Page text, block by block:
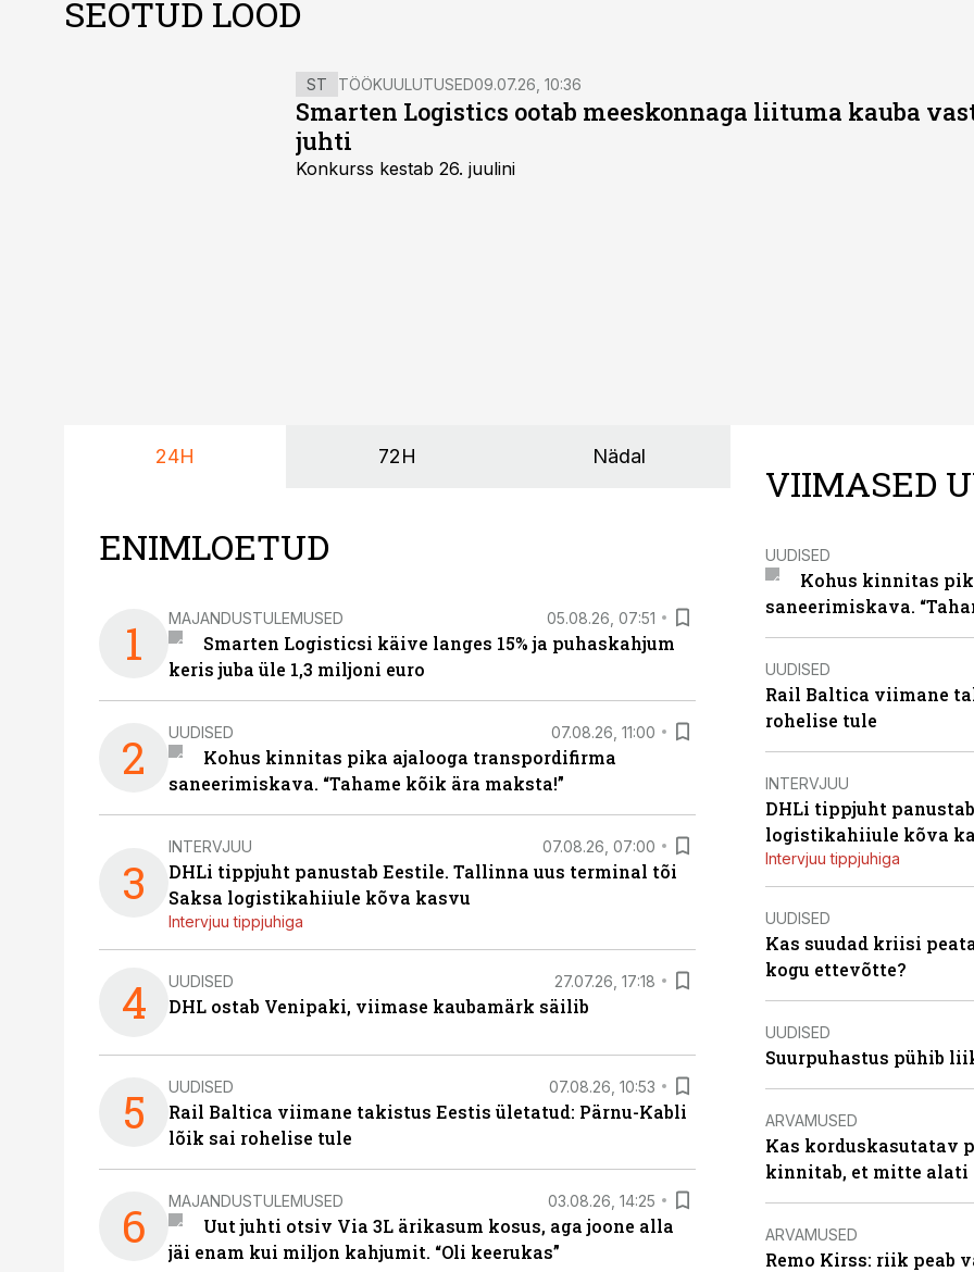
SEOTUD LOOD
ST TÖÖKUULUTUSED09.07.26, 10:36
Smarten Logistics ootab meeskonnaga liituma kauba
juhti
Konkurss kestab 26. juulini
24H 72H Nädal
ENIMLOETUD
1 MAJANDUSTULEMUSED 05.08.26, 07:51
Smarten Logisticsi käive langes 15% ja puhaskahjum
keris juba üle 1,3 miljoni euro
2 UUDISED 07.08.26, 11:00
Kohus kinnitas pika ajalooga transpordifirma
saneerimiskava. “Tahame kõik ära maksta!”
3
INTERVJUU 07.08.26, 07:00
DHLi tippjuht panustab Eestile. Tallinna uus terminal tõi
Saksa logistikahiiule kõva kasvu
Intervjuu tippjuhiga
4 UUDISED 27.07.26, 17:18
DHL ostab Venipaki, viimase kaubamärk säilib
5 UUDISED 07.08.26, 10:53
Rail Baltica viimane takistus Eestis ületatud: Pärnu-Kabli
lõik sai rohelise tule
6 MAJANDUSTULEMUSED 03.08.26, 14:25
Uut juhti otsiv Via 3L ärikasum kosus, aga joone alla
jäi enam kui miljon kahjumit. “Oli keerukas”
VIIMASED
UUDISED
Kohus kinnitas
saneerimiskava.
UUDISED
Rail Baltica viimane
rohelise tule
INTERVJUU
DHLi tippjuht
logistikahiiule kõva
Intervjuu tippjuhiga
UUDISED
Kas suudad kriisi
kogu ettevõtte?
UUDISED
Suurpuhastus pühib
ARVAMUSED
Kas korduskasutatav
kinnitab, et mitte alati
ARVAMUSED
Remo Kirss: riik peab